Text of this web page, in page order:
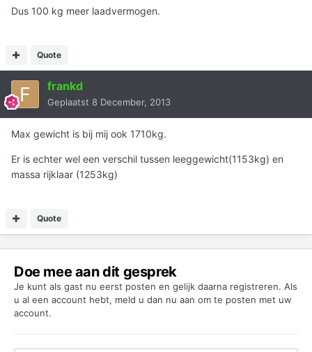
Dus 100 kg meer laadvermogen.
Quote
frankd
Geplaatst 8 December, 2013
Max gewicht is bij mij ook 1710kg.
Er is echter wel een verschil tussen leeggewicht(1153kg) en
massa rijklaar (1253kg)
Quote
Doe mee aan dit gesprek
Je kunt als gast nu eerst posten en gelijk daarna registreren. Als
u al een account hebt, meld u dan nu aan om te posten met uw
account.